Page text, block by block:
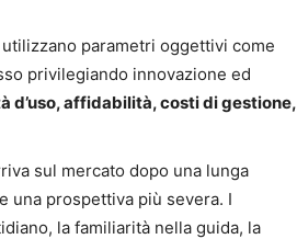
parametri oggettivi come
privilegiando innovazione ed
d’uso, affidabilità, costi di gestione,
sul mercato dopo una lunga
una prospettiva più severa. I
la familiarità nella guida, la